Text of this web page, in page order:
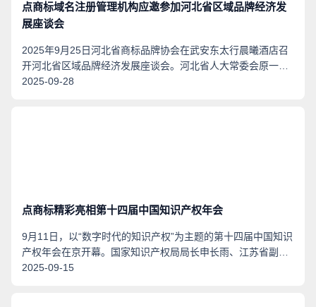
点商标域名注册管理机构应邀参加河北省区域品牌经济发
展座谈会
2025年9月25日河北省商标品牌协会在武安东太行晨曦酒店召
开河北省区域品牌经济发展座谈会。河北省人大常委会原一级
巡视员祝晓光，河北省委统战部事务办主任刘晓明，河北省委
2025-09-28
点商标精彩亮相第十四届中国知识产权年会
9月11日，以“数字时代的知识产权”为主题的第十四届中国知识
产权年会在京开幕。国家知识产权局局长申长雨、江苏省副省
长李忠军、欧亚专利局局长戈利高里·伊夫利耶夫出席开幕式并
2025-09-15